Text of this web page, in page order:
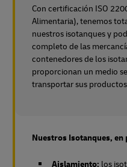
Con certificación ISO
Alimentaria), tenemos
nuestros isotanques y
completo de las
contenedores de los
proporcionan un medio
transportar sus
Nuestros Isotanques, en
Aislamiento: los